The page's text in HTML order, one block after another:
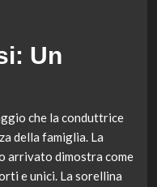
Un
che la conduttrice
della famiglia. La
arrivato dimostra come
e unici. La sorellina